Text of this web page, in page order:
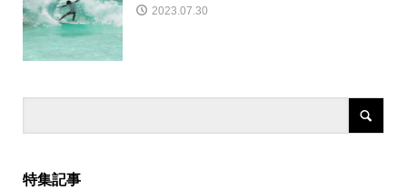
2023.07.30
特集記事